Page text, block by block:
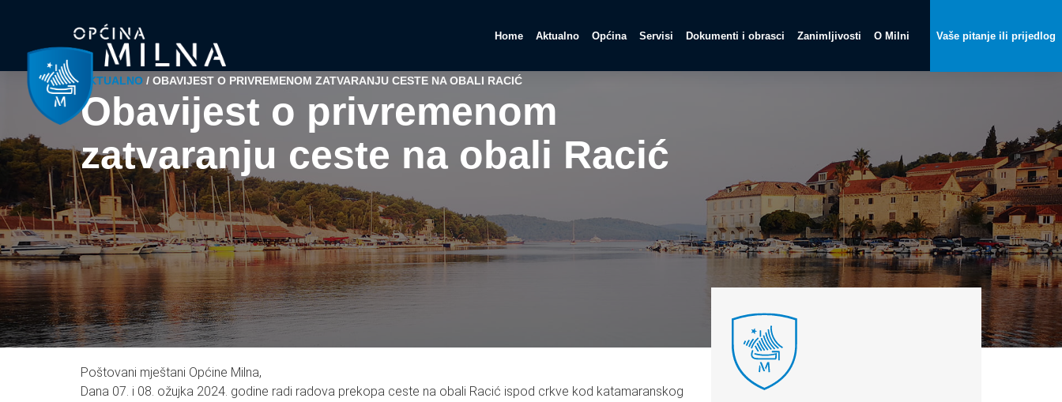
Home Aktualno Općina Servisi Dokumenti i obrasci Zanimljivosti O Milni Vaše pitanje ili prijedlog
AKTUALNO / OBAVIJEST O PRIVREMENOM ZATVARANJU CESTE NA OBALI RACIĆ
Obavijest o privremenom
zatvaranju ceste na obali Racić
Poštovani mještani Općine Milna,
Dana 07. i 08. ožujka 2024. godine radi radova prekopa ceste na obali Racić ispod crkve kod katamaranskog